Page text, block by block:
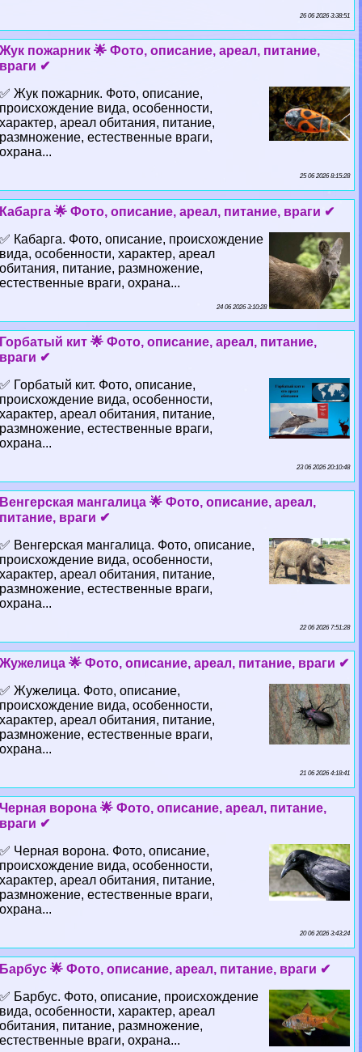
26 06 2026 3:38:51
Жук пожарник 🌟 Фото, описание, ареал, питание,
враги ✔
✅ Жук пожарник. Фото, описание,
происхождение вида, особенности,
хаpaктер, ареал обитания, питание,
размножение, естественные враги,
охрана...
25 06 2026 8:15:28
Кабарга 🌟 Фото, описание, ареал, питание, враги ✔
✅ Кабарга. Фото, описание, происхождение
вида, особенности, хаpaктер, ареал
обитания, питание, размножение,
естественные враги, охрана...
24 06 2026 3:10:28
Горбатый кит 🌟 Фото, описание, ареал, питание,
враги ✔
✅ Горбатый кит. Фото, описание,
происхождение вида, особенности,
хаpaктер, ареал обитания, питание,
размножение, естественные враги,
охрана...
23 06 2026 20:10:48
Венгерская мангалица 🌟 Фото, описание, ареал,
питание, враги ✔
✅ Венгерская мангалица. Фото, описание,
происхождение вида, особенности,
хаpaктер, ареал обитания, питание,
размножение, естественные враги,
охрана...
22 06 2026 7:51:28
Жужелица 🌟 Фото, описание, ареал, питание, враги ✔
✅ Жужелица. Фото, описание,
происхождение вида, особенности,
хаpaктер, ареал обитания, питание,
размножение, естественные враги,
охрана...
21 06 2026 4:18:41
Черная ворона 🌟 Фото, описание, ареал, питание,
враги ✔
✅ Черная ворона. Фото, описание,
происхождение вида, особенности,
хаpaктер, ареал обитания, питание,
размножение, естественные враги,
охрана...
20 06 2026 3:43:24
Барбус 🌟 Фото, описание, ареал, питание, враги ✔
✅ Барбус. Фото, описание, происхождение
вида, особенности, хаpaктер, ареал
обитания, питание, размножение,
естественные враги, охрана...